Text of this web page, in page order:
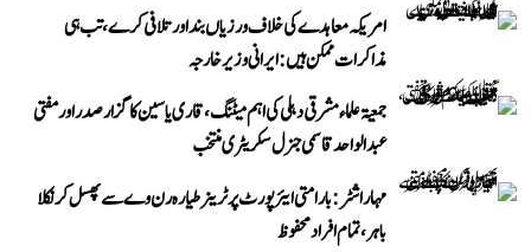
امریکہ معاہدے کی خلاف ورزیاں بند اور تلافی کرے، تب ہی
مذاکرات ممکن ہیں: ایرانی وزیر خارجہ
جمعیۃ علماء مشرقی دہلی کی اہم میٹنگ، قاری یاسین کا گزار صدر اور مفتی
عبد الواحد قاسمی جنرل سکریٹری منتخب
مہاراشٹر: بارامتی ایئرپورٹ پر ٹرینر طیارہ رن وے سے پھسل کر نکلا
باہر، تمام افراد محفوظ